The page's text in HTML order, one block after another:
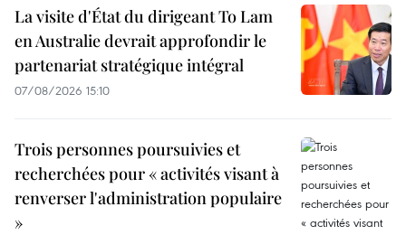
La visite d'État du dirigeant To Lam
en Australie devrait approfondir le
partenariat stratégique intégral
07/08/2026 15:10
Trois personnes poursuivies et
recherchées pour « activités visant à
renverser l'administration populaire
»